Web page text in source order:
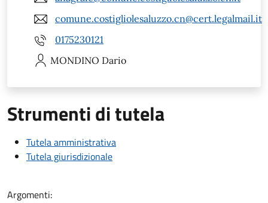
comune.costigliolesaluzzo.cn@cert.legalmail.it
0175230121
MONDINO Dario
Strumenti di tutela
Tutela amministrativa
Tutela giurisdizionale
Argomenti: